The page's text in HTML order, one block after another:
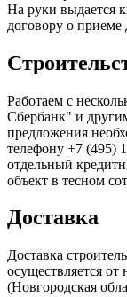
На руки выдается
договору о
Работаем с
Сбербанк" и
предложения
телефону +7 (495)
отдельный
объект в тесном
Доставка
Доставка
осуществляется от
(Новгородская